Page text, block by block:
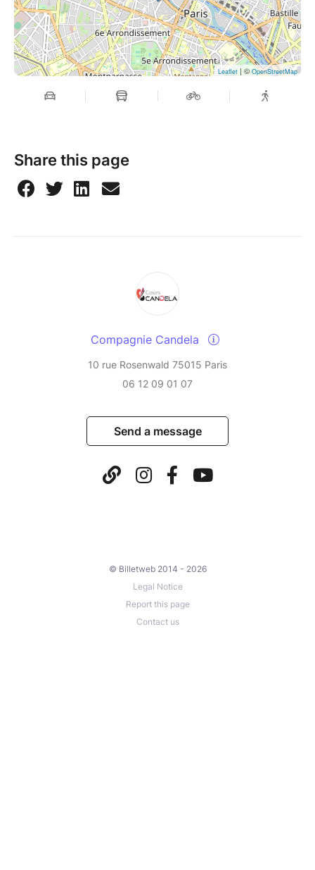
Leaflet | © OpenStreetMap
Share this page
Compagnie Candela
10 rue Rosenwald 75015 Paris
06 12 09 01 07
Send a message
© Billetweb 2014 - 2026
Legal Notice
Report this page
Contact us